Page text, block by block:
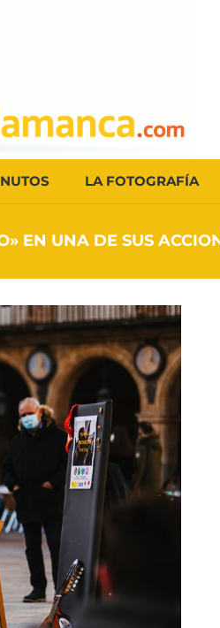
LA FOTOGRAFÍA
EN UNA DE SUS